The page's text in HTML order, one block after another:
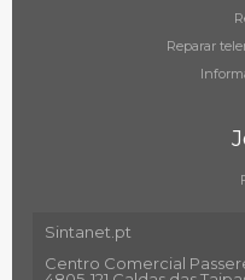
Reparar
Sintanet.pt
Centro Comercial